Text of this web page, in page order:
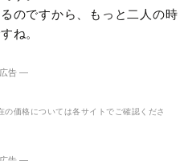
のですから、もっと二人の時
ね。
告 ―
価格については各サイトでご確認くださ